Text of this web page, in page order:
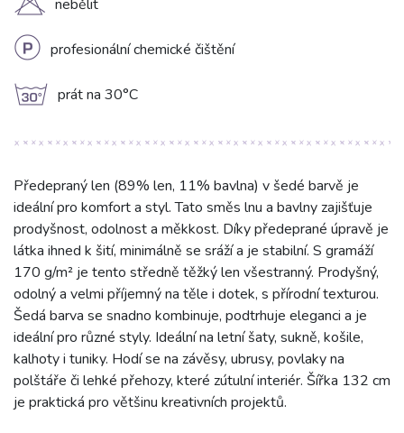
H nebělit
L profesionální chemické čištění
g prát na 30°C
Předepraný len (89% len, 11% bavlna) v šedé barvě je
ideální pro komfort a styl. Tato směs lnu a bavlny zajišťuje
prodyšnost, odolnost a měkkost. Díky předeprané úpravě je
látka ihned k šití, minimálně se sráží a je stabilní. S gramáží
170 g/m² je tento středně těžký len všestranný. Prodyšný,
odolný a velmi příjemný na těle i dotek, s přírodní texturou.
Šedá barva se snadno kombinuje, podtrhuje eleganci a je
ideální pro různé styly. Ideální na letní šaty, sukně, košile,
kalhoty i tuniky. Hodí se na závěsy, ubrusy, povlaky na
polštáře či lehké přehozy, které zútulní interiér. Šířka 132 cm
je praktická pro většinu kreativních projektů.